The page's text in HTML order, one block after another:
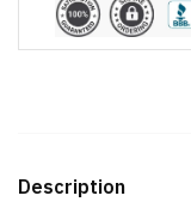
Description